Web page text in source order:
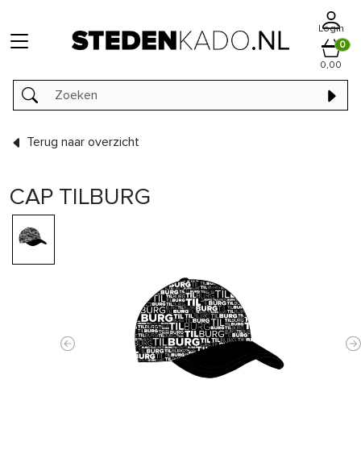
Login
0
0,00
Terug naar overzicht
CAP TILBURG
Previous